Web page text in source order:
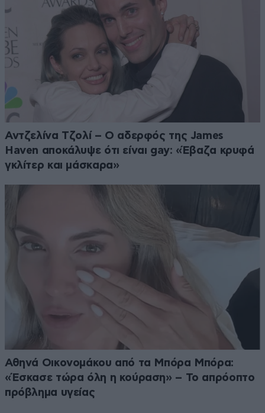
Αντζελίνα Τζολί – Ο αδερφός της James
Haven αποκάλυψε ότι είναι gay: «Έβαζα κρυφά
γκλίτερ και μάσκαρα»
Αθηνά Οικονομάκου από τα Μπόρα Μπόρα:
«Έσκασε τώρα όλη η κούραση» – Το απρόοπτο
πρόβλημα υγείας